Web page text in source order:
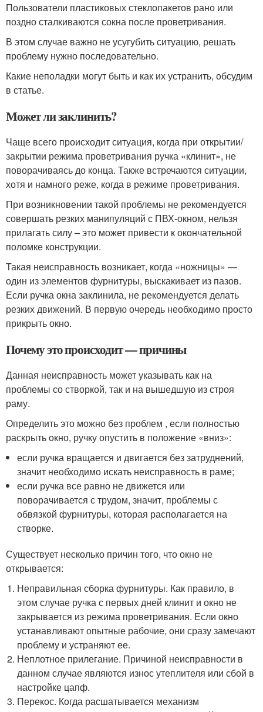
Пользователи пластиковых стеклопакетов рано или
поздно сталкиваются сокна после проветривания.
В этом случае важно не усугубить ситуацию, решать
проблему нужно последовательно.
Какие неполадки могут быть и как их устранить, обсудим
в статье.
Может ли заклинить?
Чаще всего происходит ситуация, когда при открытии/
закрытии режима проветривания ручка «клинит», не
поворачиваясь до конца. Также встречаются ситуации,
хотя и намного реже, когда в режиме проветривания.
При возникновении такой проблемы не рекомендуется
совершать резких манипуляций с ПВХ-окном, нельзя
прилагать силу – это может привести к окончательной
поломке конструкции.
Такая неисправность возникает, когда «ножницы» —
один из элементов фурнитуры, выскакивает из пазов.
Если ручка окна заклинила, не рекомендуется делать
резких движений. В первую очередь необходимо просто
прикрыть окно.
Почему это происходит — причины
Данная неисправность может указывать как на
проблемы со створкой, так и на вышедшую из строя
раму.
Определить это можно без проблем , если полностью
раскрыть окно, ручку опустить в положение «вниз»:
если ручка вращается и двигается без затруднений,
значит необходимо искать неисправность в раме;
если ручка все равно не движется или
поворачивается с трудом, значит, проблемы с
обвязкой фурнитуры, которая располагается на
створке.
Существует несколько причин того, что окно не
открывается:
Неправильная сборка фурнитуры. Как правило, в
этом случае ручка с первых дней клинит и окно не
закрывается из режима проветривания. Если окно
устанавливают опытные рабочие, они сразу замечают
проблему и устраняют ее.
Неплотное прилегание. Причиной неисправности в
данном случае являются износ утеплителя или сбой в
настройке цапф.
Перекос. Когда расшатывается механизм